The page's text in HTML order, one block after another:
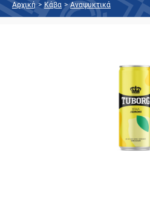
Αρχική > Κάβα > Αναψυκτικά